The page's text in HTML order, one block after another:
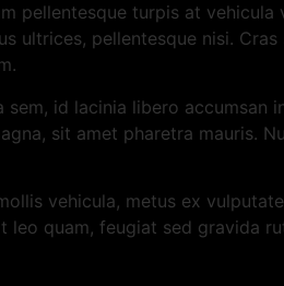
pellentesque turpis at vehicula
ultrices, pellentesque nisi.
id lacinia libero accumsan
sit amet pharetra mauris.
vehicula, metus ex
quam, feugiat sed gravida